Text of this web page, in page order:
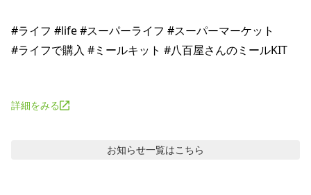
#ライフ #life #スーパーライフ #スーパーマーケット
#ライフで購入 #ミールキット #八百屋さんのミールKIT
詳細をみる
お知らせ一覧はこちら